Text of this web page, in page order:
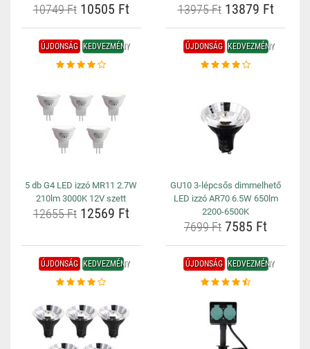
10749 Ft10505 Ft 13975 Ft13879 Ft
ÚJDONSÁG KEDVEZMÉNY
5 db G4 LED izzó MR11 2.7W
210lm 3000K 12V szett
12655 Ft12569 Ft
ÚJDONSÁG KEDVEZMÉNY
GU10 3-lépcsős dimmelhető
LED izzó AR70 6.5W 650lm
2200-6500K
7699 Ft 7585 Ft
ÚJDONSÁG KEDVEZMÉNY ÚJDONSÁG KEDVEZMÉNY